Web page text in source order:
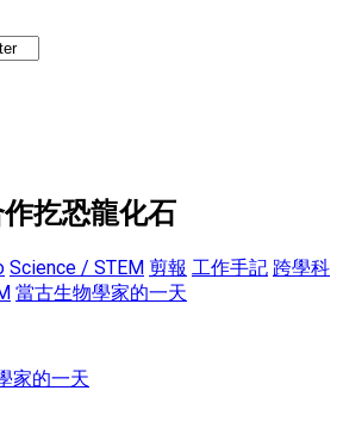
扢恐龍化石
Science / STEM 剪報 工作手記 跨學科
當古生物學家的一天
家的一天